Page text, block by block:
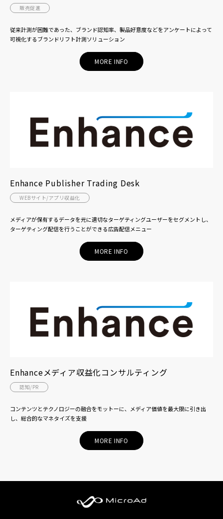
販売促進
従来計測が困難であった、ブランド認知率、製品好意度などをアンケートによって
可視化するブランドリフト計測ソリューション
MORE INFO
Enhance Publisher Trading Desk
WEBサイト/アプリ収益化
メディアが保有するデータを元に適切なターゲティングユーザーをセグメントし、
ターゲティング配信を行うことができる広告配信メニュー
MORE INFO
Enhanceメディア収益化コンサルティング
認知/PR
コンテンツとテクノロジーの融合をモットーに、メディア価値を最大限に引き出
し、総合的なマネタイズを支援
MORE INFO